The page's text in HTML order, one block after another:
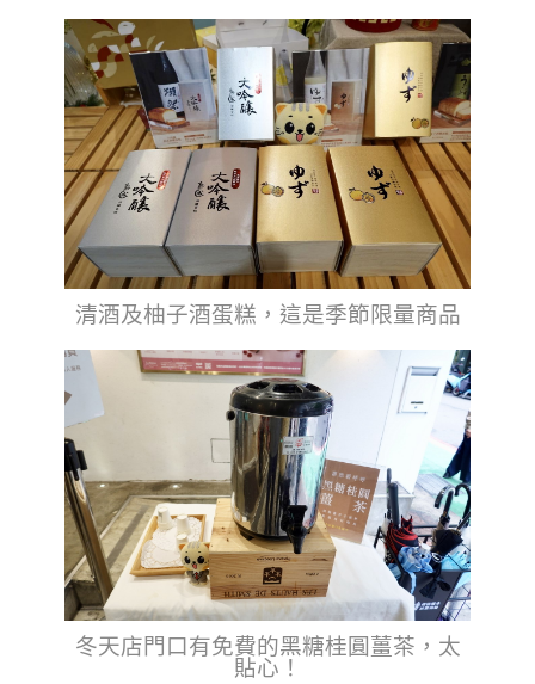
清酒及柚子酒蛋糕，這是季節限量商品
冬天店門口有免費的黑糖桂圓薑茶，太
貼心！